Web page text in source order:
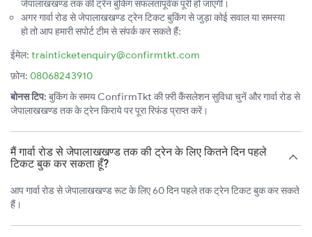
जेपालाखखण्ड तक की ट्रेन बुकिंग सफलतापूर्वक पूरी हो जाएगी।
अगर गार्वा रोड से जेपालाखखण्ड ट्रेन टिकट बुकिंग से जुड़ा कोई सवाल या समस्या
हो तो आप हमारी सपोर्ट टीम से संपर्क कर सकते हैं:
ईमेल: trainticketenquiry@confirmtkt.com
फ़ोन: 08068243910
बोनस टिप: बुकिंग के समय ConfirmTkt की फ़्री कैंसलेशन सुविधा चुनें और गार्वा रोड से
जेपालाखखण्ड तक के ट्रेन किराये पर पूरा रिफंड प्राप्त करें।
मैं गार्वा रोड से जेपालाखखण्ड तक की ट्रेन के लिए कितने दिन पहले
टिकट बुक कर सकता हूँ?
आप गार्वा रोड से जेपालाखखण्ड रूट के लिए 60 दिन पहले तक ट्रेन टिकट बुक कर सकते
हैं।